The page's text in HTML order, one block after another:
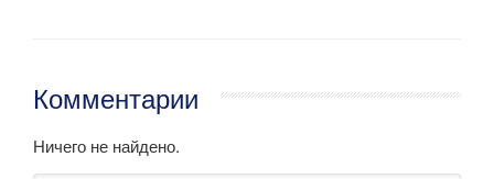
Комментарии
Ничего не найдено.